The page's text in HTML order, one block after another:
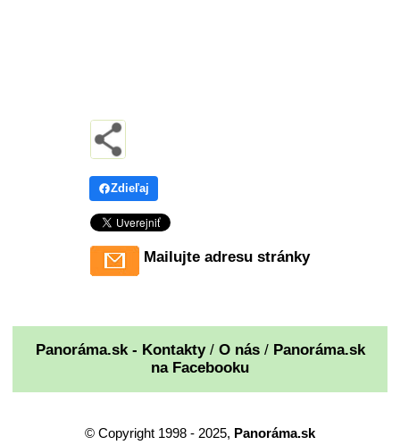
Zdieľaj
Mailujte adresu stránky
Panoráma.sk - Kontakty/ O nás/ Panoráma.sk
na Facebooku
© Copyright 1998 - 2025, Panoráma.sk